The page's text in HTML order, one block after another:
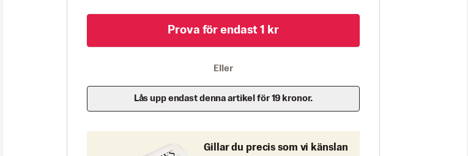
Prova för endast 1 kr
Eller
Lås upp endast denna artikel för 19 kronor.
Gillar du precis som vi känslan